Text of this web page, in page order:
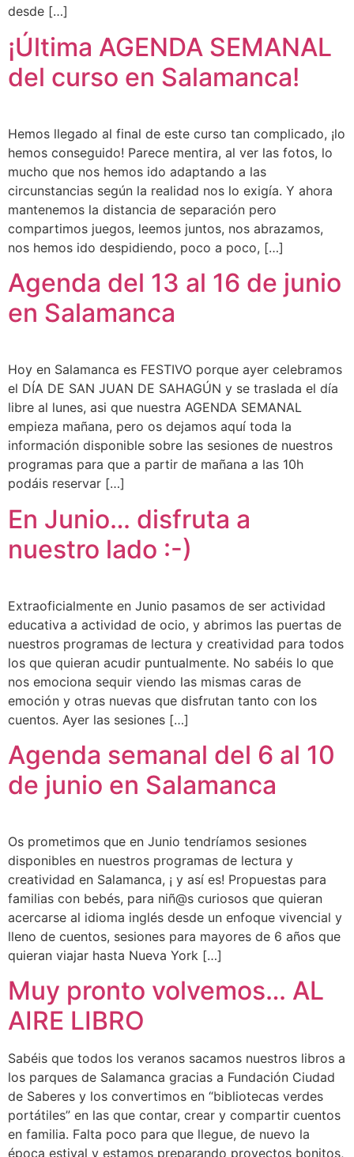
desde […]
¡Última AGENDA SEMANAL
del curso en Salamanca!
Hemos llegado al final de este curso tan complicado, ¡lo
hemos conseguido! Parece mentira, al ver las fotos, lo
mucho que nos hemos ido adaptando a las
circunstancias según la realidad nos lo exigía. Y ahora
mantenemos la distancia de separación pero
compartimos juegos, leemos juntos, nos abrazamos,
nos hemos ido despidiendo, poco a poco, […]
Agenda del 13 al 16 de junio
en Salamanca
Hoy en Salamanca es FESTIVO porque ayer celebramos
el DÍA DE SAN JUAN DE SAHAGÚN y se traslada el día
libre al lunes, asi que nuestra AGENDA SEMANAL
empieza mañana, pero os dejamos aquí toda la
información disponible sobre las sesiones de nuestros
programas para que a partir de mañana a las 10h
podáis reservar […]
En Junio… disfruta a
nuestro lado :-)
Extraoficialmente en Junio pasamos de ser actividad
educativa a actividad de ocio, y abrimos las puertas de
nuestros programas de lectura y creatividad para todos
los que quieran acudir puntualmente. No sabéis lo que
nos emociona sequir viendo las mismas caras de
emoción y otras nuevas que disfrutan tanto con los
cuentos. Ayer las sesiones […]
Agenda semanal del 6 al 10
de junio en Salamanca
Os prometimos que en Junio tendríamos sesiones
disponibles en nuestros programas de lectura y
creatividad en Salamanca, ¡ y así es! Propuestas para
familias con bebés, para niñ@s curiosos que quieran
acercarse al idioma inglés desde un enfoque vivencial y
lleno de cuentos, sesiones para mayores de 6 años que
quieran viajar hasta Nueva York […]
Muy pronto volvemos… AL
AIRE LIBRO
Sabéis que todos los veranos sacamos nuestros libros a
los parques de Salamanca gracias a Fundación Ciudad
de Saberes y los convertimos en “bibliotecas verdes
portátiles” en las que contar, crear y compartir cuentos
en familia. Falta poco para que llegue, de nuevo la
época estival y estamos preparando proyectos bonitos,